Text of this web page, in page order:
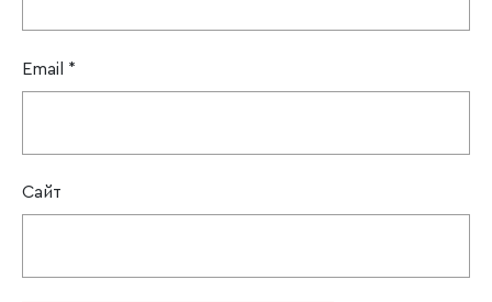
Email *
Сайт